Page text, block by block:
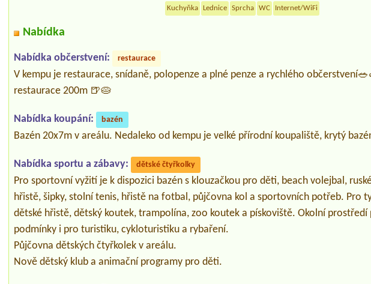
Kuchyňka Lednice Sprcha WC Internet/WiFi
Nabídka
Nabídka občerstvení: restaurace
V kempu je restaurace, snídaně, polopenze a plné penze a rychlého
restaurace 200m 🍺🥧
Nabídka koupání: bazén
Bazén 20x7m v areálu. Nedaleko od kempu je velké přírodní koupaliště, krytý
Nabídka sportu a zábavy: dětské čtyřkolky
Pro sportovní vyžití je k dispozici bazén s klouzačkou pro děti, beach volejbal,
hřistě, šipky, stolní tenis, hřistě na fotbal, půjčovna kol a sportovních potřeb. Pro
dětské hřistě, dětský koutek, trampolína, zoo koutek a pískoviště. Okolní
podmínky i pro turistiku, cykloturistiku a rybaření.
Půjčovna dětských čtyřkolek v areálu.
Nově dětský klub a animační programy pro děti.